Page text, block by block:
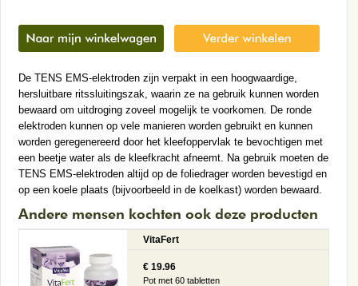
De TENS EMS-elektroden zijn verpakt in een hoogwaardige,
hersluitbare ritssluitingszak, waarin ze na gebruik kunnen worden
bewaard om uitdroging zoveel mogelijk te voorkomen. De ronde
elektroden kunnen op vele manieren worden gebruikt en kunnen
worden geregenereerd door het kleefoppervlak te bevochtigen met
een beetje water als de kleefkracht afneemt. Na gebruik moeten de
TENS EMS-elektroden altijd op de foliedrager worden bevestigd en
op een koele plaats (bijvoorbeeld in de koelkast) worden bewaard.
Andere mensen kochten ook deze producten
VitaFert
€ 19.96
Pot met 60 tabletten